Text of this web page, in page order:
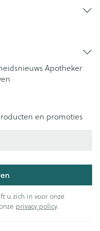
Apotheker
en promoties
u zich in voor onze
privacy policy.